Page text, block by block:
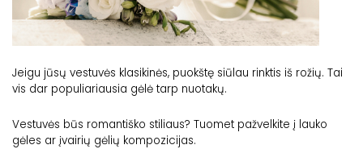
Jeigu jūsų vestuvės klasikinės, puokštę siūlau rinktis iš rožių. Tai
vis dar populiariausia gėlė tarp nuotakų.
Vestuvės būs romantiško stiliaus? Tuomet pažvelkite į lauko
gėles ar įvairių gėlių kompozicijas.